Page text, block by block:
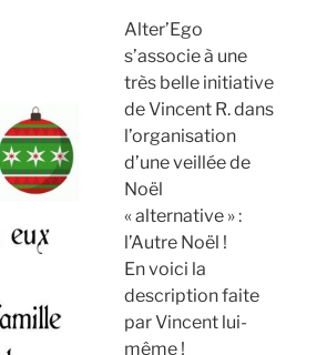
Alter’Ego
s’associe à une
très belle initiative
de Vincent R. dans
l’organisation
d’une veillée de
Noël
« alternative » :
l’Autre Noël !
En voici la
description faite
par Vincent lui-
même !